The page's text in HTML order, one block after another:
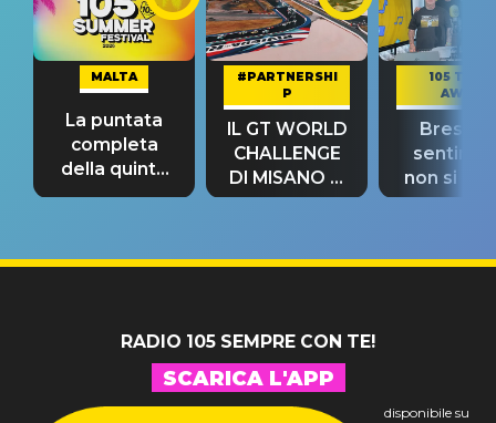
MALTA
La puntata
completa
della quinta
tappa
#PARTNERSHI
P
IL GT WORLD
CHALLENGE
DI MISANO si
riconferma
105 TAKE
AWAY
Bresh:
non si
fino alla
RADIO 105 SEMPRE CON TE!
SCARICA L'APP
disponibile su